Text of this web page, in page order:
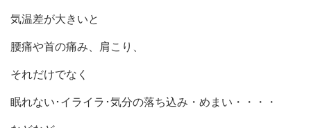
気温差が大きいと
腰痛や首の痛み、肩こり、
それだけでなく
眠れない･イライラ･気分の落ち込み・めまい・・・・